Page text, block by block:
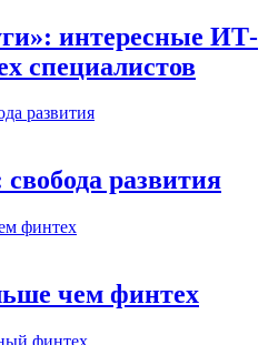
интересные ИТ-
специалистов
развития
чем финтех